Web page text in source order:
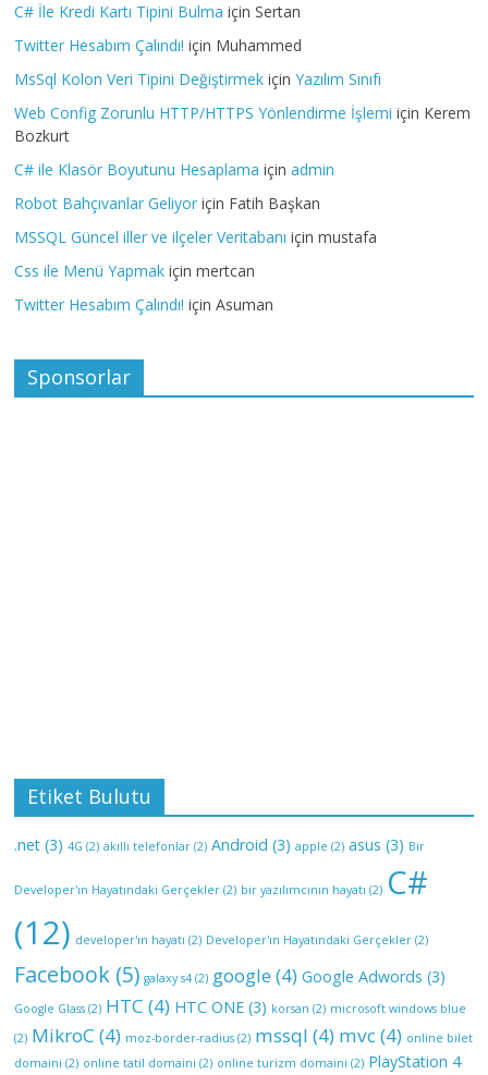
C# İle Kredi Kartı Tipini Bulma içinSertan
Twitter Hesabım Çalındı! için Muhammed
MsSql Kolon Veri Tipini Değiştirmek içinYazılım Sınıfı
Web Config Zorunlu HTTP/HTTPS Yönlendirme İşlemi için Kerem
Bozkurt
C# ile Klasör Boyutunu Hesaplama içinadmin
Robot Bahçıvanlar Geliyor için Fatih Başkan
MSSQL Güncel iller ve ilçeler Veritabanı içinmustafa
Css ile Menü Yapmak içinmertcan
Twitter Hesabım Çalındı! içinAsuman
Sponsorlar
Etiket Bulutu
.net (3) 4G (2) akıllı telefonlar (2) Android (3) apple (2) asus (3) Bir
Developer'ın Hayatındaki Gerçekler (2) bir yazılımcının hayatı (2) C#
(12) developer'ın hayatı (2) Developer'ın Hayatındaki Gerçekler (2)
Facebook (5) galaxy s4 (2) google(4) Google Adwords (3)
Google Glass (2) HTC (4) HTC ONE (3) korsan (2) microsoft windows blue
(2) MikroC (4) moz-border-radius (2) mssql (4) mvc(4) online bilet
domaini (2) online tatil domaini (2) online turizm domaini (2) PlayStation 4